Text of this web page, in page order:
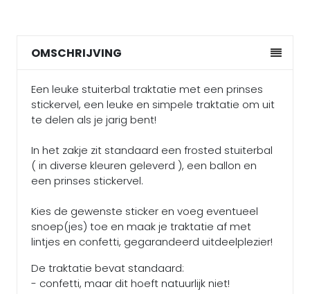
OMSCHRIJVING
Een leuke stuiterbal traktatie met een prinses
stickervel, een leuke en simpele traktatie om uit
te delen als je jarig bent!
In het zakje zit standaard een frosted stuiterbal
( in diverse kleuren geleverd ), een ballon en
een prinses stickervel.
Kies de gewenste sticker en voeg eventueel
snoep(jes) toe en maak je traktatie af met
lintjes en confetti, gegarandeerd uitdeelplezier!
De traktatie bevat standaard:
- confetti, maar dit hoeft natuurlijk niet!